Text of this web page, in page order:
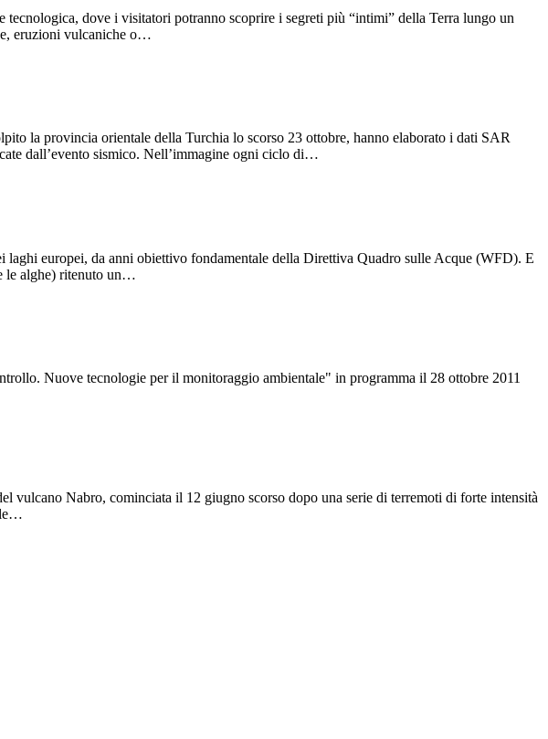
dove i visitatori potranno scoprire i segreti più “intimi” della Terra lungo un
eruzioni vulcaniche o…
la provincia orientale della Turchia lo scorso 23 ottobre, hanno elaborato i dati SAR
dall’evento sismico. Nell’immagine ogni ciclo di…
europei, da anni obiettivo fondamentale della Direttiva Quadro sulle Acque (WFD). E
le alghe) ritenuto un…
Nuove tecnologie per il monitoraggio ambientale" in programma il 28 ottobre 2011
Nabro, cominciata il 12 giugno scorso dopo una serie di terremoti di forte intensità
le…